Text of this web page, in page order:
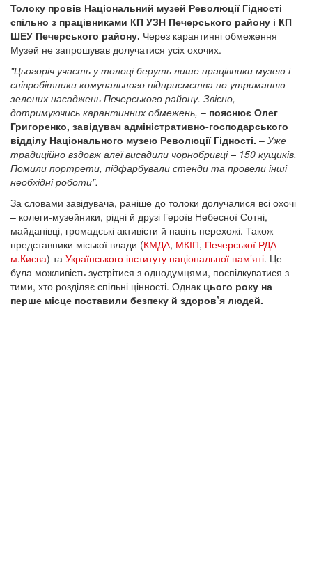
Толоку провів Національний музей Революції Гідності
спільно з працівниками КП УЗН Печерського району і КП
ШЕУ Печерського району. Через карантинні обмеження
Музей не запрошував долучатися усіх охочих.
"Цьогоріч участь у толоці беруть лише працівники музею і
співробітники комунального підприємства по утриманню
зелених насаджень Печерського району. Звісно,
дотримуючись карантинних обмежень, – пояснює Олег
Григоренко, завідувач адміністративно-господарського
відділу Національного музею Революції Гідності. – Уже
традиційно вздовж алеї висадили чорнобривці – 150 кущиків.
Помили портрети, підфарбували стенди та провели інші
необхідні роботи".
За словами завідувача, раніше до толоки долучалися всі охочі
– колеги-музейники, рідні й друзі Героїв Небесної Сотні,
майданівці, громадські активісти й навіть перехожі. Також
представники міської влади (КМДА, МКІП, Печерської РДА
м.Києва) та Українського інституту національної пам’яті. Це
була можливість зустрітися з однодумцями, поспілкуватися з
тими, хто розділяє спільні цінності. Однак цього року на
перше місце поставили безпеку й здоров’я людей.